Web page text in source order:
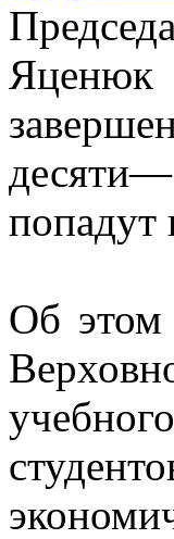
Яценюк
десяти—
попадут
Об этом